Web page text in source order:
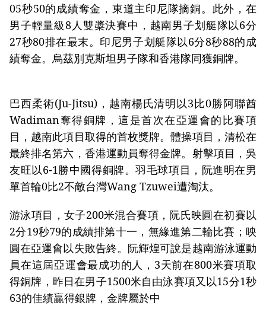
05秒50的成績奪金，東道主印尼隊摘銅。此外，在
男子輕量級8人雙槳決賽中，越南男子划艇隊以6分
27秒80排在最末。印尼男子划艇隊以6分8秒88的成
績奪金。烏茲別克斯坦男子隊和香港隊同獲銅牌。
巴西柔術(Ju-Jitsu)，越南楊氏清明以3比0勝阿聯酋
Wadiman奪得銅牌，這是首次在亞運會的比賽項
目，越南此項目取得的首枚獎牌。體操項目，清松在
最終排名第六，香港運動員奪得金牌。射擊項目，吳
友旺以6-1勝中國得銅牌。羽毛球項目，阮進明在男
單首輪0比2不敵台灣Wang Tzuwei遭淘汰。
游泳項目，女子200米混合賽項，阮氏映圓在初賽以
2分19秒79的成績排第十一，無緣進第二輪比賽；映
圓在亞運會以失敗告終。阮輝煌可說是越南游泳運動
員在這屆亞運會最成功的人，3天前在800米賽項取
得銅牌，昨日在男子1500米自由泳賽項又以15分1秒
63的佳績贏得銀牌，金牌屬於中